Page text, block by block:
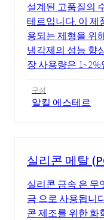
설계된 고품질의
테르입니다. 이 제
용되는 제형을 위
냉각제의 성능 향
장 사용량은 1~2%
구성
알킬 에스테르
실리콘 메탈
실리콘 금속 은 무
금 으로 사용됩니
콘 제조를 위한 화